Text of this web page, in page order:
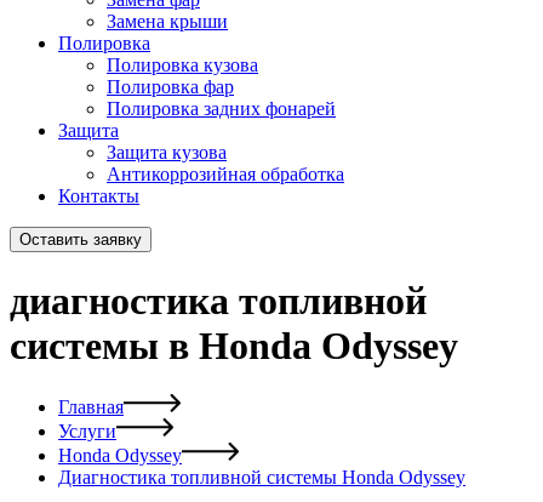
Замена крыши
Полировка
Полировка кузова
Полировка фар
Полировка задних фонарей
Защита
Защита кузова
Антикоррозийная обработка
Контакты
Оставить заявку
диагностика топливной
системы в Honda Odyssey
Главная
Услуги
Honda Odyssey
Диагностика топливной системы Honda Odyssey